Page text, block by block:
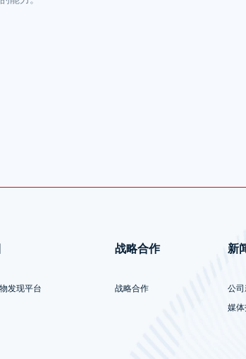
发现平台
战略合作
战略合作
新
公
媒